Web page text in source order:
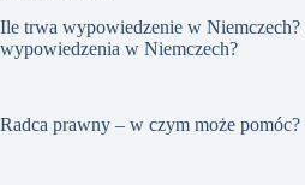
Ile trwa wypowiedzenie w Niemczech?
wypowiedzenia w Niemczech?
Radca prawny – w czym może pomóc?